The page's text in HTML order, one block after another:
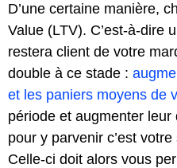
D’une certaine manière,
Value (LTV). C’est-à-dire
restera client de votre
double à ce stade :
et les paniers moyens de
période et augmenter
pour y parvenir c’est
Celle-ci doit alors vous